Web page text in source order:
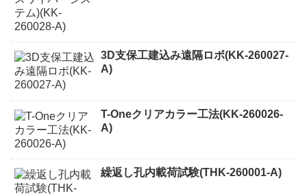
3D支保工建込み遠隔ロボ(KK-260027-
A)
T-Oneクリアカラー工法(KK-260026-
A)
繰返し孔内載荷試験(THK-260001-A)